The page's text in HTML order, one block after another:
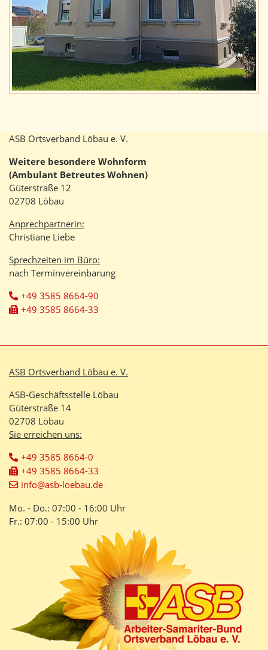
ASB Ortsverband Löbau e. V.
Weitere besondere Wohnform
(Ambulant Betreutes Wohnen)
Güterstraße 12
02708 Löbau
Anprechpartnerin:
Christiane Liebe
Sprechzeiten im Büro:
nach Terminvereinbarung
+49 3585 8664-90
+49 3585 8664-33
ASB Ortsverband Löbau e. V.
ASB-Geschäftsstelle Löbau
Güterstraße 14
02708 Löbau
Sie erreichen uns:
+49 3585 8664-0
+49 3585 8664-33
info@asb-loebau.de
Mo. - Do.: 07:00 - 16:00 Uhr
Fr.: 07:00 - 15:00 Uhr